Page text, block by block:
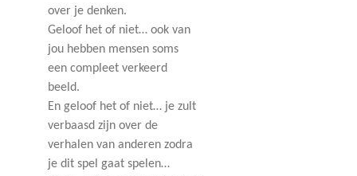
over je denken.
Geloof het of niet… ook van
jou hebben mensen soms
een compleet verkeerd
beeld.
En geloof het of niet… je zult
verbaasd zijn over de
verhalen van anderen zodra
je dit spel gaat spelen…